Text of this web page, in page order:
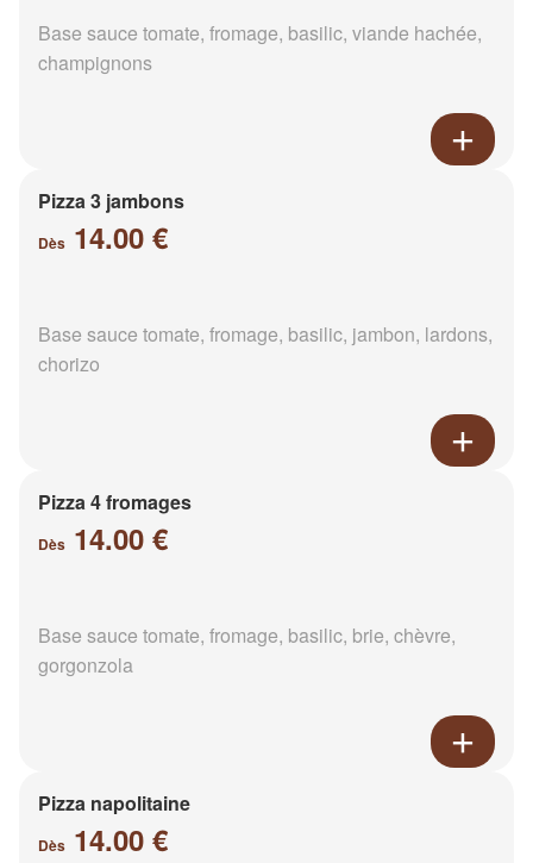
Base sauce tomate, fromage, basilic, viande hachée,
champignons
Pizza 3 jambons
Dès 14.00 €
Base sauce tomate, fromage, basilic, jambon, lardons,
chorizo
Pizza 4 fromages
Dès 14.00 €
Base sauce tomate, fromage, basilic, brie, chèvre,
gorgonzola
Pizza napolitaine
Dès 14.00 €